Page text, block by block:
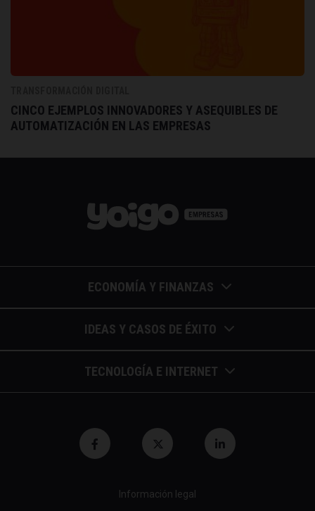
CINCO EJEMPLOS INNOVADORES Y ASEQUIBLES DE
AUTOMATIZACIÓN EN LAS EMPRESAS
ECONOMÍA Y FINANZAS
Barómetros de sueldos
Economía colaborativa
Economía para Pymes
IDEAS Y CASOS DE ÉXITO
Calendario de eventos
Casos de éxito
Entrevistas / autores
Gestión y liderazgo
TECNOLOGÍA E INTERNET
Blockchain y similares
Información legal